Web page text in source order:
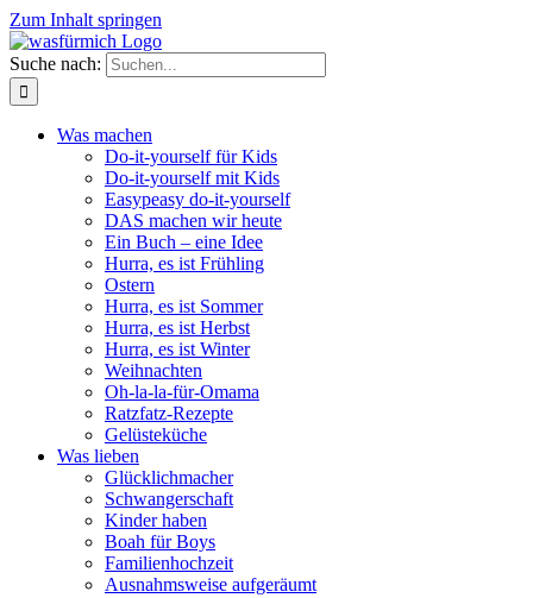
Zum Inhalt springen
Suche nach:
Was machen
Do-it-yourself für Kids
Do-it-yourself mit Kids
Easypeasy do-it-yourself
DAS machen wir heute
Ein Buch – eine Idee
Hurra, es ist Frühling
Ostern
Hurra, es ist Sommer
Hurra, es ist Herbst
Hurra, es ist Winter
Weihnachten
Oh-la-la-für-Omama
Ratzfatz-Rezepte
Gelüsteküche
Was lieben
Glücklichmacher
Schwangerschaft
Kinder haben
Boah für Boys
Familienhochzeit
Ausnahmsweise aufgeräumt